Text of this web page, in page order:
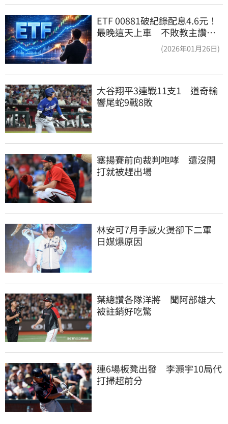
ETF 00881破紀錄配息4.6元！
最晚這天上車 不敗教主讚：
(2026年01月26日)
大谷翔平3連戰11支1　道奇輸
響尾蛇9戰8敗
塞揚賽前向裁判咆哮　還沒開
打就被趕出場
林安可7月手感火燙卻下二軍
日媒爆原因
葉總讚各隊洋將　聞阿部雄大
被註銷好吃驚
連6場板凳出發　李灝宇10局代
打掃超前分